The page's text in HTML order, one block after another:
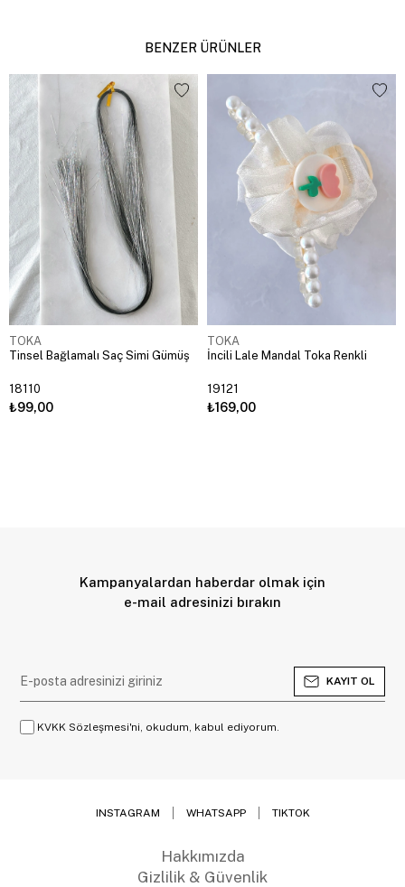
BENZER ÜRÜNLER
TOKA
Tinsel Bağlamalı Saç Simi Gümüş
18110
₺99,00
TOKA
İncili Lale Mandal Toka Renkli
19121
₺169,00
Kampanyalardan haberdar olmak için
e-mail adresinizi bırakın
KAYIT OL
KVKK Sözleşmesi'ni, okudum, kabul ediyorum.
INSTAGRAM WHATSAPP TIKTOK
Hakkımızda
Gizlilik & Güvenlik